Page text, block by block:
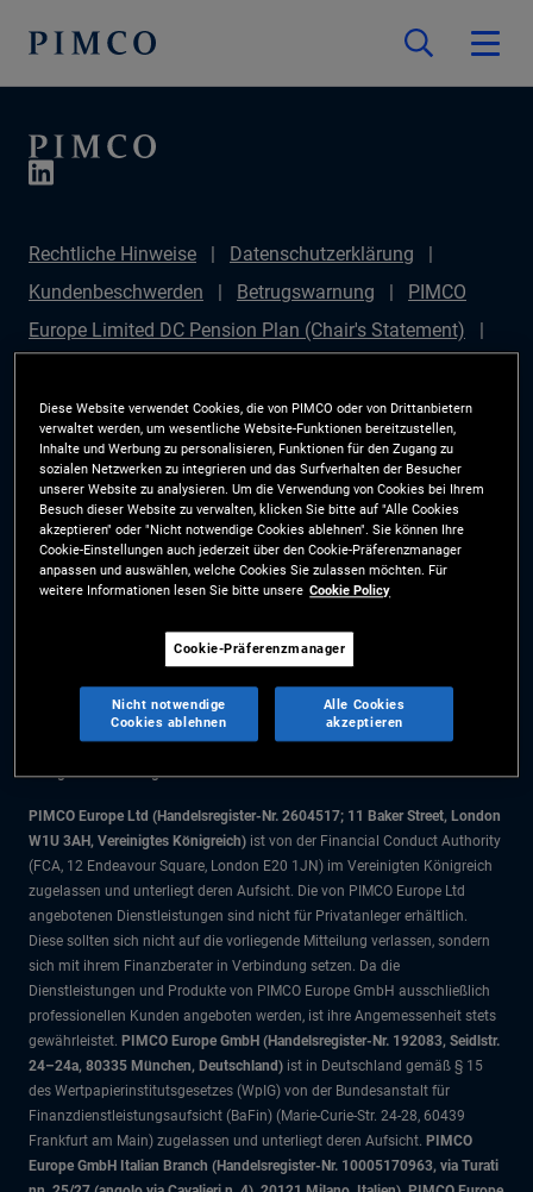
Rechtliche Hinweise
Datenschutzerklärung
Kundenbeschwerden
Betrugswarnung
PIMCO
Europe Limited DC Pension Plan (Chair's Statement)
Investment Principles (SIP))
Sustainable Finance
Disclosures Regulation (SFDR)
PIMCO Europe
Limited DC Pension Plan (Implementation Statement)
PAI Disclosure
Anlegerrechte
Site Map
Cookie-Präferenzmanager
Die Informationen auf dieser Website sind ausschließlich für Schweizer
Staatsbürger bestimmt.
Alle Dokumente und Angaben im Bereich börsengehandelte Fonds dienen
ausschließlich zu Informationszwecken und dürfen nicht als
Anlageberatung verstanden werden. Anleger sollten vor einer
Anlageentscheidung finanziellen Rat einholen.
PIMCO Europe Ltd (Handelsregister-Nr. 2604517; 11 Baker Street, London
W1U 3AH, Vereinigtes Königreich) ist von der Financial Conduct Authority
(FCA, 12 Endeavour Square, London E20 1JN) im Vereinigten Königreich
zugelassen und unterliegt deren Aufsicht. Die von PIMCO Europe Ltd
angebotenen Dienstleistungen sind nicht für Privatanleger erhältlich.
Diese sollten sich nicht auf die vorliegende Mitteilung verlassen, sondern
sich mit ihrem Finanzberater in Verbindung setzen. Da die
Dienstleistungen und Produkte von PIMCO Europe GmbH ausschließlich
professionellen Kunden angeboten werden, ist ihre Angemessenheit stets
gewährleistet. PIMCO Europe GmbH (Handelsregister-Nr. 192083, Seidlstr.
24–24a, 80335 München, Deutschland) ist in Deutschland gemäß § 15
des Wertpapierinstitutsgesetzes (WpIG) von der Bundesanstalt für
Finanzdienstleistungsaufsicht (BaFin) (Marie-Curie-Str. 24-28, 60439
Frankfurt am Main) zugelassen und unterliegt deren Aufsicht. PIMCO
Europe GmbH Italian Branch (Handelsregister-Nr. 10005170963, via Turati
Diese Website verwendet Cookies, die von PIMCO oder von Drittanbietern
verwaltet werden, um wesentliche Website-Funktionen bereitzustellen,
Inhalte und Werbung zu personalisieren, Funktionen für den Zugang zu
sozialen Netzwerken zu integrieren und das Surfverhalten der Besucher
unserer Website zu analysieren. Um die Verwendung von Cookies bei Ihrem
Besuch dieser Website zu verwalten, klicken Sie bitte auf "Alle Cookies
akzeptieren" oder "Nicht notwendige Cookies ablehnen". Sie können Ihre
Cookie-Einstellungen auch jederzeit über den Cookie-Präferenzmanager
anpassen und auswählen, welche Cookies Sie zulassen möchten. Für
weitere Informationen lesen Sie bitte unsere Cookie Policy
Cookie-Präferenzmanager
Nicht notwendige
Cookies ablehnen
Alle Cookies
akzeptieren